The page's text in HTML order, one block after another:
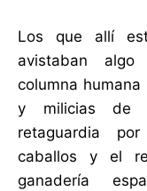
Los que allí
avistaban
columna
y milicias de
retaguardia
caballos y el
ganadería